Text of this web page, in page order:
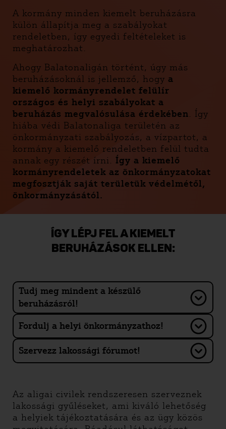
A kormány minden kiemelt beruházásra
külön állapítja meg a szabályokat
rendeletben, így egyedi feltételeket is
meghatározhat.
Ahogy Balatonaligán történt, úgy más
beruházásoknál is jellemző, hogy a
kiemelő kormányrendelet felülír
országos és helyi szabályokat a
beruházás megvalósulása érdekében. Így
hiába védi Balatonaliga területén az
önkormányzati szabályozás, a vízpartot, a
kormány a kiemelő rendeletben felül tudta
annak egy részét írni. Így a kiemelő
kormányrendeletek az önkormányzatokat
megfosztják saját területük védelmétől,
önkormányzásától.
ÍGY LÉPJ FEL A KIEMELT
BERUHÁZÁSOK ELLEN:
Tudj meg mindent a készülő
beruházásról!
Fordulj a helyi önkormányzathoz!
Szervezz lakossági fórumot!
Az aligai civilek rendszeresen szerveznek
lakossági gyűléseket, ami kiváló lehetőség
a helyiek tájékoztatására és az ügy közös